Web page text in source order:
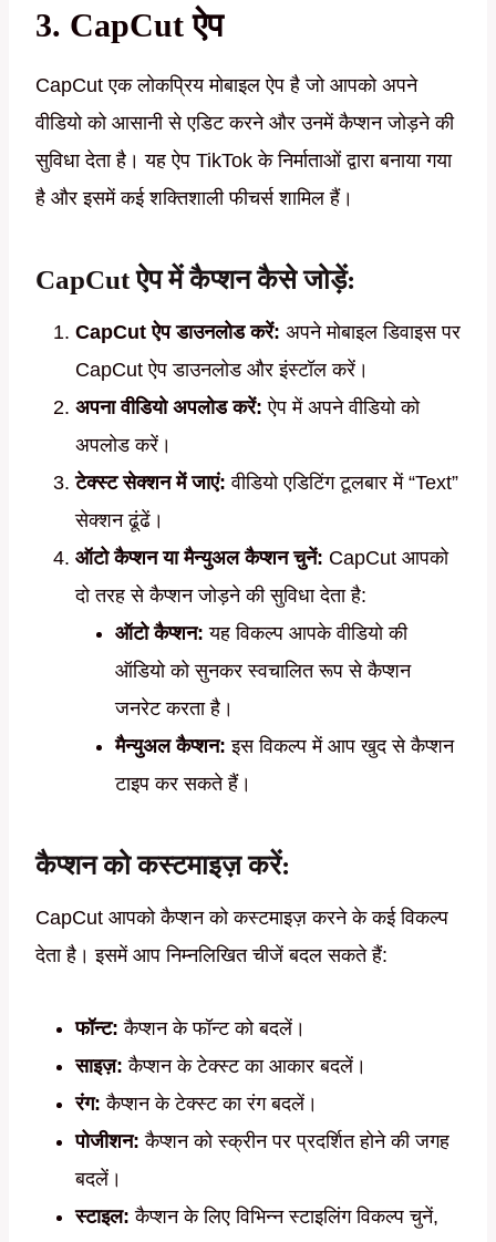
3. CapCut ऐप
CapCut एक लोकप्रिय मोबाइल ऐप है जो आपको अपने
वीडियो को आसानी से एडिट करने और उनमें कैप्शन जोड़ने की
सुविधा देता है। यह ऐप TikTok के निर्माताओं द्वारा बनाया गया
है और इसमें कई शक्तिशाली फीचर्स शामिल हैं।
CapCut ऐप में कैप्शन कैसे जोड़ें:
CapCut ऐप डाउनलोड करें: अपने मोबाइल डिवाइस पर
CapCut ऐप डाउनलोड और इंस्टॉल करें।
अपना वीडियो अपलोड करें: ऐप में अपने वीडियो को
अपलोड करें।
टेक्स्ट सेक्शन में जाएं: वीडियो एडिटिंग टूलबार में “Text”
सेक्शन ढूंढें।
ऑटो कैप्शन या मैन्युअल कैप्शन चुनें: CapCut आपको
दो तरह से कैप्शन जोड़ने की सुविधा देता है:
ऑटो कैप्शन: यह विकल्प आपके वीडियो की
ऑडियो को सुनकर स्वचालित रूप से कैप्शन
जनरेट करता है।
मैन्युअल कैप्शन: इस विकल्प में आप खुद से कैप्शन
टाइप कर सकते हैं।
कैप्शन को कस्टमाइज़ करें:
CapCut आपको कैप्शन को कस्टमाइज़ करने के कई विकल्प
देता है। इसमें आप निम्नलिखित चीजें बदल सकते हैं:
फॉन्ट: कैप्शन के फॉन्ट को बदलें।
साइज़: कैप्शन के टेक्स्ट का आकार बदलें।
रंग: कैप्शन के टेक्स्ट का रंग बदलें।
पोजीशन: कैप्शन को स्क्रीन पर प्रदर्शित होने की जगह
बदलें।
स्टाइल: कैप्शन के लिए विभिन्न स्टाइलिंग विकल्प चुनें,